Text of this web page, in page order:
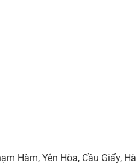
Hàm, Yên Hòa, Cầu Giấy, Hà